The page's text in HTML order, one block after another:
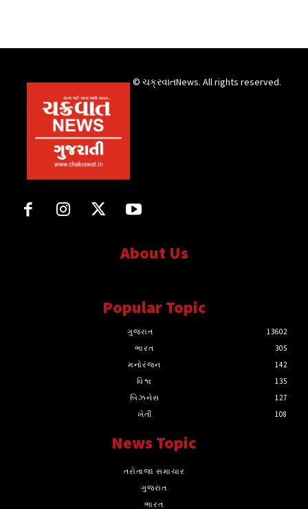
© ચક્રવાતNews. All rights reserved.
About Us
Popular Topic
ગુજરાત
13602
ભારત
305
મનોરંજન
142
વિશ્વ
135
બિઝનેસ
127
ખેતી
108
News Topic
તરોતાજા સમાચાર
ગુજરાત
ભારત